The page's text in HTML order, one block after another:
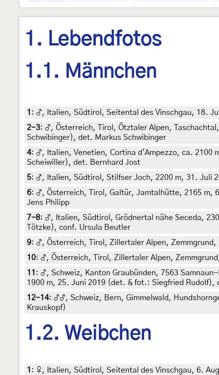
1. Lebendfotos
1.1. Männchen
1 : ♂, Italien, Südtirol, Seitental des Vinschgau, 18.
2-3: ♂, Österreich, Tirol, Ötztaler Alpen,
Schwibinger), det. Markus Schwibinger
4: ♂, Italien, Venetien, Cortina d'Ampezzo, ca. 2100
Scheiwiller), det. Bernhard Jost
5: ♂, Italien, Südtirol, Stilfser Joch, 2200 m, 31. Juli
6: ♂, Österreich, Tirol, Galtür, Jamtalhütte, 2165 m,
Jens Philipp
7-8: ♂, Italien, Südtirol, Grödnertal nähe Seceda,
Tötzke), conf. Ursula Beutler
9: ♂, Österreich, Tirol, Zillertaler Alpen,
10: ♂, Österreich, Tirol, Zillertaler Alpen,
11 : ♂, Schweiz, Kanton Graubünden, 7563
1900 m, 25. Juni 2019 (det. & fot.: Siegfried Rudolf),
12-14: ♂♂, Schweiz, Bern, Gimmelwald,
Krauskopf)
1.2. Weibchen
1 : ♀, Italien, Südtirol, Seitental des Vinschgau, 6.